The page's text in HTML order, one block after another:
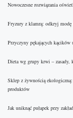
Nowoczesne rozwiązania
Fryzury z klamrą: odkryj
Przyczyny pękających kącików
Dieta wg grupy krwi – zasady,
Sklep z żywnością
produktów
Jak uniknąć pułapek przy